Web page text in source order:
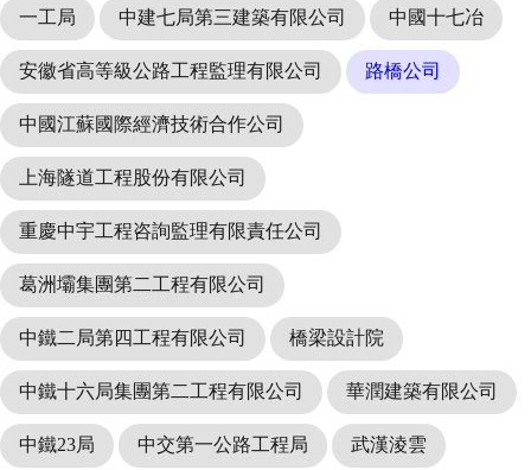
一工局 中建七局第三建築有限公司 中國十七冶
安徽省高等級公路工程監理有限公司 路橋公司
中國江蘇國際經濟技術合作公司
上海隧道工程股份有限公司
重慶中宇工程咨詢監理有限責任公司
葛洲壩集團第二工程有限公司
中鐵二局第四工程有限公司 橋梁設計院
中鐵十六局集團第二工程有限公司 華潤建築有限公司
中鐵23局 中交第一公路工程局 武漢淩雲